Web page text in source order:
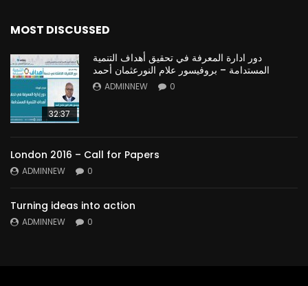
MOST DISCUSSED
32:37
دور ادارة المعرفة في تحقيق أهداف التنمية
المستدامة – بروفيسور علام النورعثمان أحمد
ADMINNEW 0
London 2016 – Call for Papers
ADMINNEW 0
Turning ideas into action
ADMINNEW 0